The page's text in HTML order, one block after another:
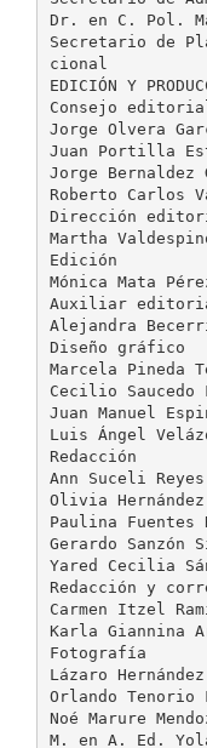
Dr. en C. Pol.
Secretario de
cional
EDICIÓN Y
Consejo
Jorge Olvera
Juan Portilla
Jorge Bernaldez
Roberto Carlos
Dirección
Martha
Edición
Mónica Mata
Auxiliar
Alejandra
Diseño gráfico
Marcela Pineda
Cecilio Saucedo
Juan Manuel
Luis Ángel
Redacción
Ann Suceli Reyes
Olivia Hernández
Paulina Fuentes
Gerardo Sanzón
Yared Cecilia
Redacción y
Carmen Itzel
Karla Giannina
Fotografía
Lázaro
Orlando Tenorio
Noé Marure
M. en A. Ed.